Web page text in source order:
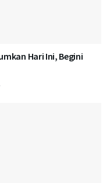
Hari Ini, Begini